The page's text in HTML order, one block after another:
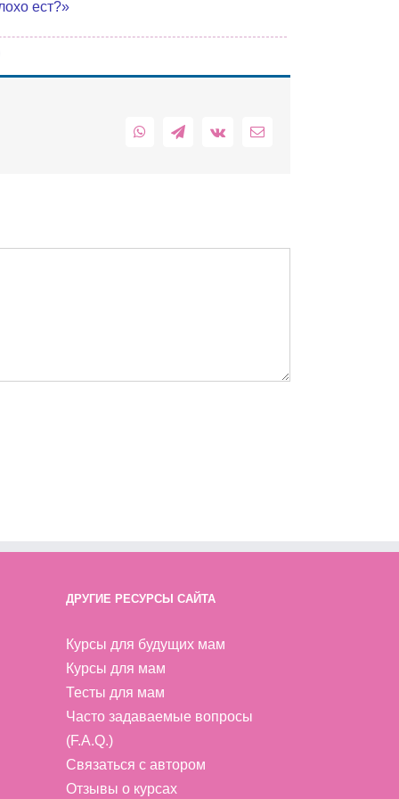
ест?»
WhatsAppTelegram
Vk Email
ДРУГИЕ РЕСУРСЫ САЙТА
Курсы для будущих мам
Курсы для мам
Тесты для мам
Часто задаваемые вопросы
(F.A.Q.)
Связаться с автором
Отзывы о курсах